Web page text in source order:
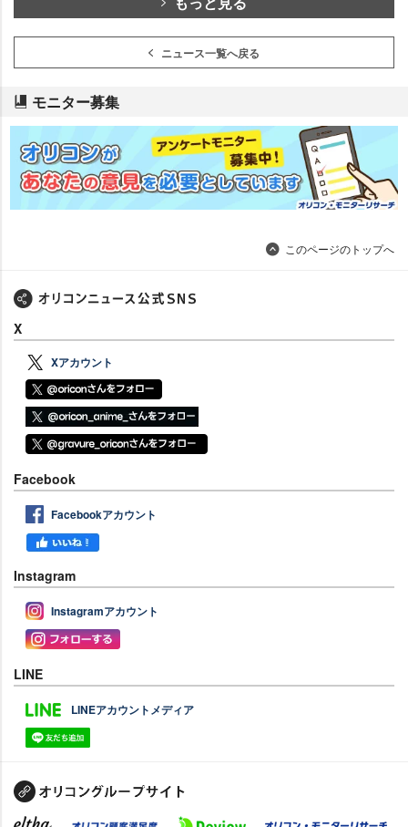
ニュース一覧へ戻る
モニター募集
このページのトップへ
X
Xアカウント
Facebook
Facebookアカウント
Instagram
Instagramアカウント
LINE
LINEアカウントメディア